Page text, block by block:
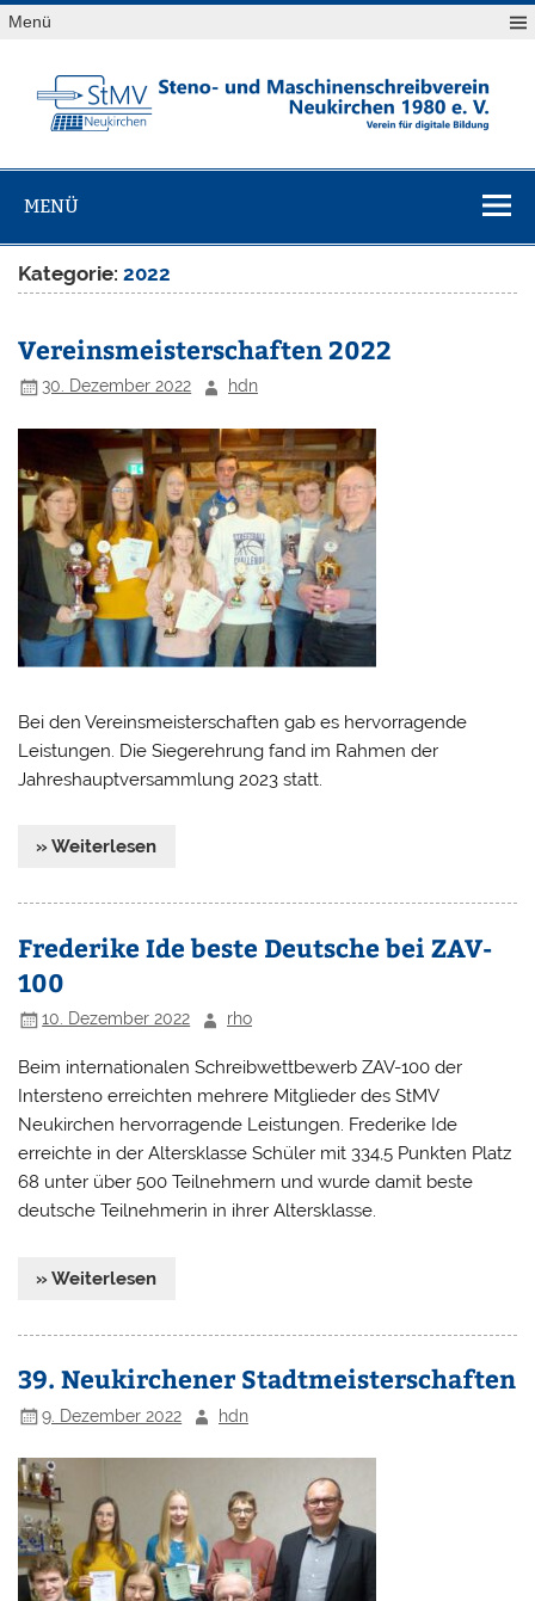
Skip
toMenü
Neukirchen
1980 e. V.
MENÜ
Kategorie:2022
Vereinsmeisterschaften 2022
30. Dezember 2022 hdn
Bei den Vereinsmeisterschaften gab es hervorragende
Leistungen. Die Siegerehrung fand im Rahmen der
Jahreshauptversammlung 2023 statt.
» Weiterlesen
Frederike Ide beste Deutsche bei ZAV-
100
10. Dezember 2022 rho
Beim internationalen Schreibwettbewerb ZAV-100 der
Intersteno erreichten mehrere Mitglieder des StMV
Neukirchen hervorragende Leistungen. Frederike Ide
erreichte in der Altersklasse Schüler mit 334,5 Punkten Platz
68 unter über 500 Teilnehmern und wurde damit beste
deutsche Teilnehmerin in ihrer Altersklasse.
» Weiterlesen
39. Neukirchener Stadtmeisterschaften
9. Dezember 2022 hdn